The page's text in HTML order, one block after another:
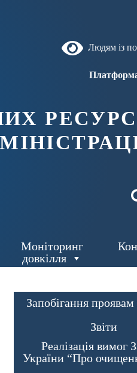
Людям із
Моніторинг
довкілля
Запобігання проявам
Звіти
Реалізація вимог
України “Про